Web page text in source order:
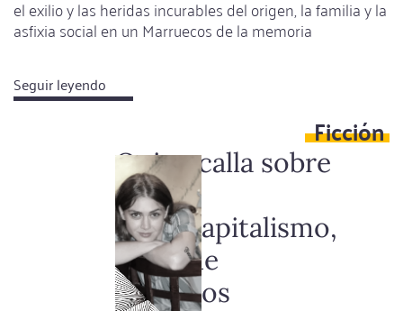
el exilio y las heridas incurables del origen, la familia y la
asfixia social en un Marruecos de la memoria
Seguir leyendo
La
de
los
corazones
rotos
Ficción
Quien calla sobre
el
tecnocapitalismo,
habla de
vampiros